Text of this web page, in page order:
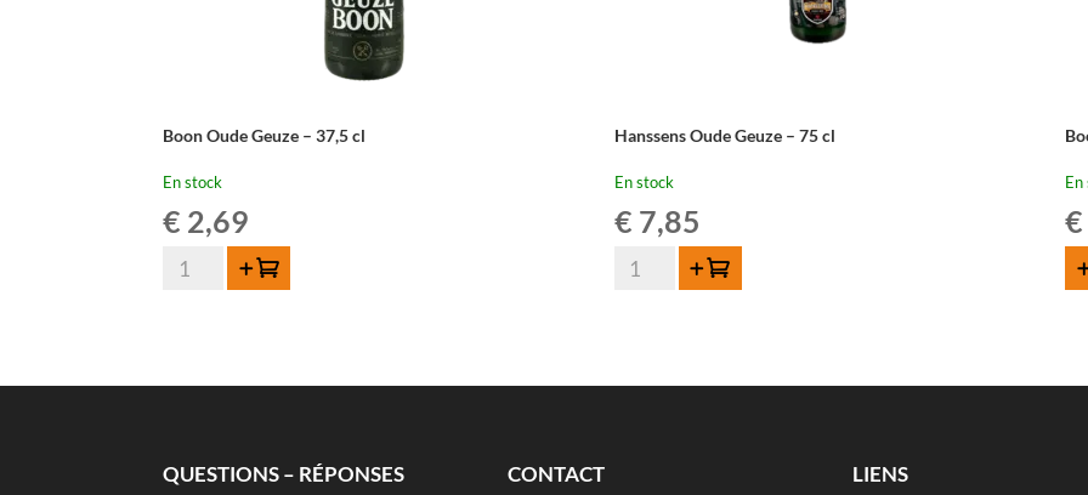
Boon Oude Geuze – 37,5 cl
En stock
€ 2,69
quantité
Ajouter au panier
Hanssens Oude Geuze – 75 cl
En stock
€ 7,85
quantité
Ajouter au panier
En
€
QUESTIONS – RÉPONSES CONTACT LIENS